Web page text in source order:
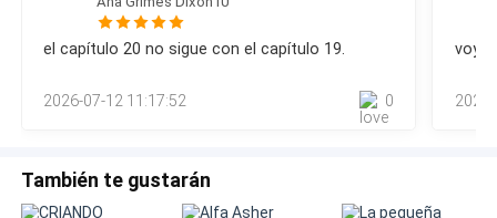
sus estúpidos problemas.
—¿Entonces por qué saliste con ella durante dos
años? —preguntó Esmeralda, pasando sus uñas bien
—Sabes exactamente por qué —murmuró Matteo, con
la voz destilando molestia.
Gideon. El viejo sanador, cuyas sienes lucían hilos plateados
el capítulo 20 no sigue con el capítulo 19.
2026-07-12 11:17:52 0
voy
También te gustarán